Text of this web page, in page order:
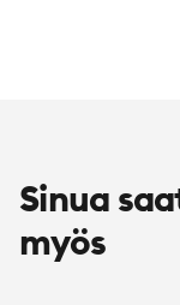
Sinua
myös